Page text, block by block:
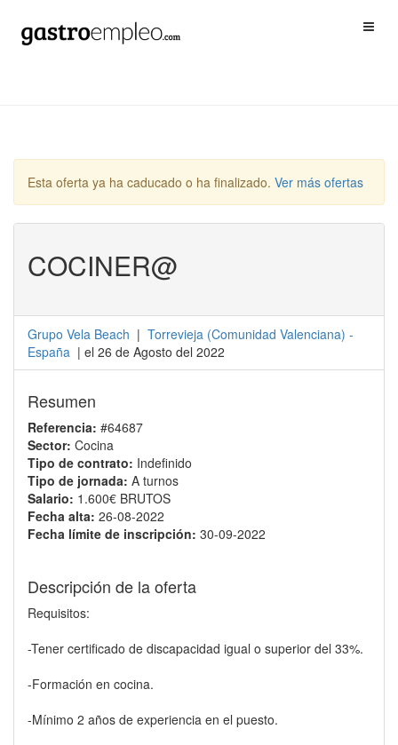
Esta oferta ya ha caducado o ha finalizado. Ver más ofertas
COCINER@
Grupo Vela Beach | Torrevieja (Comunidad Valenciana) -
España | el 26 de Agosto del 2022
Resumen
Referencia: #64687
Sector: Cocina
Tipo de contrato: Indefinido
Tipo de jornada: A turnos
Salario: 1.600€ BRUTOS
Fecha alta: 26-08-2022
Fecha límite de inscripción: 30-09-2022
Descripción de la oferta
Requisitos:
-Tener certificado de discapacidad igual o superior del 33%.
-Formación en cocina.
-Mínimo 2 años de experiencia en el puesto.